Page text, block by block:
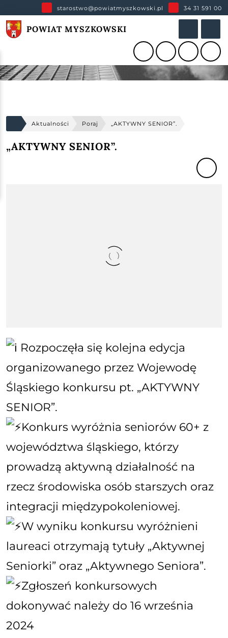
starostwo@powiatmyszkowski.pl 34 31 591 00
POWIAT MYSZKOWSKI
Aktualności Poraj „AKTYWNY SENIOR”.
„AKTYWNY SENIOR”.
Rozpoczęła się kolejna edycja
organizowanego przez Wojewodę
Śląskiego konkursu pt. „AKTYWNY
SENIOR”.
Konkurs wyróżnia seniorów 60+ z
województwa śląskiego, którzy
prowadzą aktywną działalność na
rzecz środowiska osób starszych oraz
integracji międzypokoleniowej.
W wyniku konkursu wyróżnieni
laureaci otrzymają tytuły „Aktywnej
Seniorki” oraz „Aktywnego Seniora”.
Zgłoszeń konkursowych
dokonywać należy do 16 września
2024